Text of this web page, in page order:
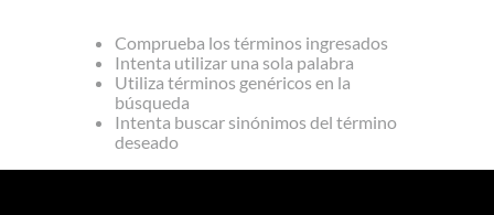
Comprueba los términos ingresados
Intenta utilizar una sola palabra
Utiliza términos genéricos en la
búsqueda
Intenta buscar sinónimos del término
deseado